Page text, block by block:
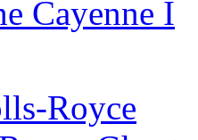
Cayenne I
Royce